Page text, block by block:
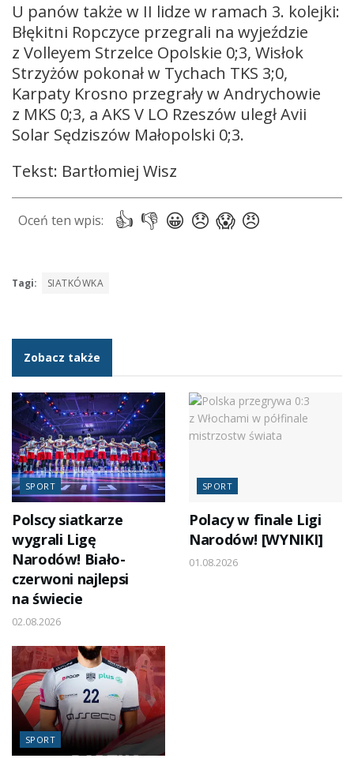
U panów także w II lidze w ramach 3. kolejki:
Błękitni Ropczyce przegrali na wyjeździe
z Volleyem Strzelce Opolskie 0;3, Wisłok
Strzyżów pokonał w Tychach TKS 3;0,
Karpaty Krosno przegrały w Andrychowie
z MKS 0;3, a AKS V LO Rzeszów uległ Avii
Solar Sędziszów Małopolski 0;3.
Tekst: Bartłomiej Wisz
Tagi: SIATKÓWKA
Zobacz także
SPORT
Polscy siatkarze
wygrali Ligę
Narodów! Biało-
czerwoni najlepsi
na świecie
02.08.2026
SPORT
Polacy w finale Ligi
Narodów! [WYNIKI]
01.08.2026
SPORT